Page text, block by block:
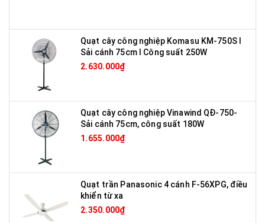
Quạt cây công nghiệp Komasu KM-750S I
Sải cánh 75cm I Công suất 250W
2.630.000₫
Quạt cây công nghiệp Vinawind QĐ-750-
Sải cánh 75cm, công suất 180W
1.655.000₫
Quạt trần Panasonic 4 cánh F-56XPG, điều
khiển từ xa
2.350.000₫